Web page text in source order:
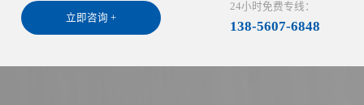
立即咨询 +
24小时免费专线：
138-5607-6848